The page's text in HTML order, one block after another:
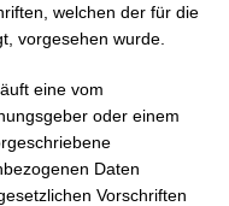
welchen der für die
vorgesehen wurde.
eine vom
oder einem
Daten
Vorschriften